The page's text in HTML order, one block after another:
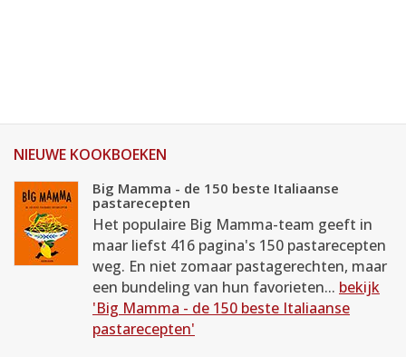
NIEUWE KOOKBOEKEN
Big Mamma - de 150 beste Italiaanse
pastarecepten
Het populaire Big Mamma-team geeft in
maar liefst 416 pagina's 150 pastarecepten
weg. En niet zomaar pastagerechten, maar
een bundeling van hun favorieten... bekijk
'Big Mamma - de 150 beste Italiaanse
pastarecepten'